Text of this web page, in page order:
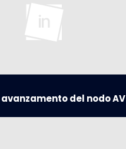
del nodo AV